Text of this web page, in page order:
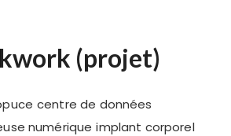
(projet)
centre de données
numérique implant corporel